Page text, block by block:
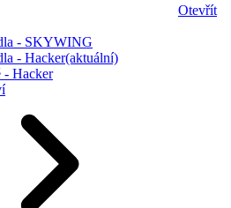
Otevřít
- SKYWING
- Hacker(aktuální)
- Hacker